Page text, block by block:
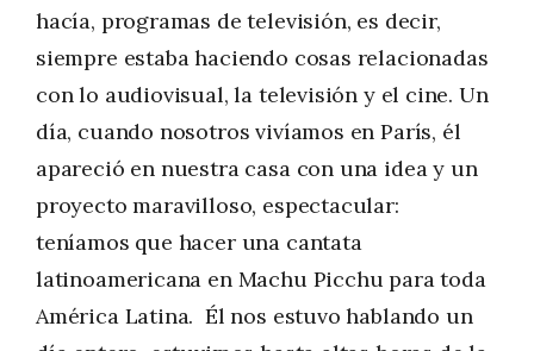
hacía, programas de televisión, es decir,
siempre estaba haciendo cosas relacionadas
con lo audiovisual, la televisión y el cine. Un
día, cuando nosotros vivíamos en París, él
apareció en nuestra casa con una idea y un
proyecto maravilloso, espectacular:
teníamos que hacer una cantata
latinoamericana en Machu Picchu para toda
América Latina. Él nos estuvo hablando un